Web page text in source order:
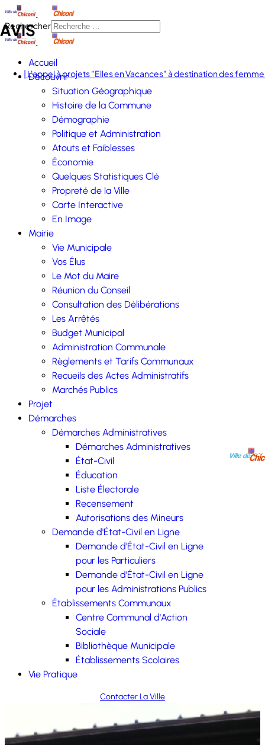
Rechercher
Accueil
Découvrir
Situation Géographique
Histoire de la Commune
Démographie
Politique et Administration
Atouts et Faiblesses
Économie
Quelques Statistiques Clé
Propreté de la Ville
Carte Interactive
En Image
Mairie
Vie Municipale
Vos Élus
Le Mot du Maire
Réunion du Conseil
Consultation des Délibérations
Les Arrêtés
Budget Municipal
Administration Communale
Règlements et Tarifs Communaux
Recueils des Actes Administratifs
Marchés Publics
Projet
Démarches
Démarches Administratives
Démarches Administratives
État-Civil
Éducation
Liste Électorale
Recensement
Autorisations des Mineurs
Demande d'État-Civil en Ligne
Demande d'État-Civil en Ligne
pour les Particuliers
Demande d'État-Civil en Ligne
pour les Administrations Publics
Établissements Communaux
Centre Communal d'Action
Sociale
Bibliothèque Municipale
Établissements Scolaires
Vie Pratique
Contacter La Ville
AVIS
| L'appel à projets "Elles en Vacances" à destination des